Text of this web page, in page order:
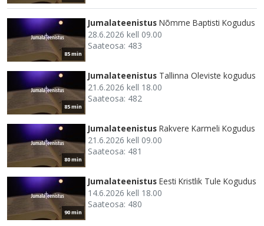
85 min
Jumalateenistus Nõmme Baptisti Kogudus
28.6.2026 kell 09.00
Saateosa: 483
85 min
Jumalateenistus Tallinna Oleviste kogudus
21.6.2026 kell 18.00
Saateosa: 482
80 min
Jumalateenistus Rakvere Karmeli Kogudus
21.6.2026 kell 09.00
Saateosa: 481
90 min
Jumalateenistus Eesti Kristlik Tule Kogudus
14.6.2026 kell 18.00
Saateosa: 480